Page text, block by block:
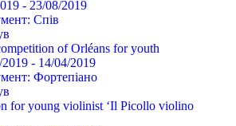
- 23/08/2019
Спів
of Orléans for youth
2019 - 14/04/2019
Фортепіано
for young violinist ‘Il Picollo violino